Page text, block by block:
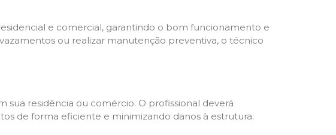
e comercial, garantindo o bom funcionamento e
ou realizar manutenção preventiva, o técnico
residência ou comércio. O profissional deverá
de forma eficiente e minimizando danos à estrutura.